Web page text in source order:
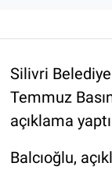
Silivri Belediye
Temmuz
açıklama
Balcıoğlu,